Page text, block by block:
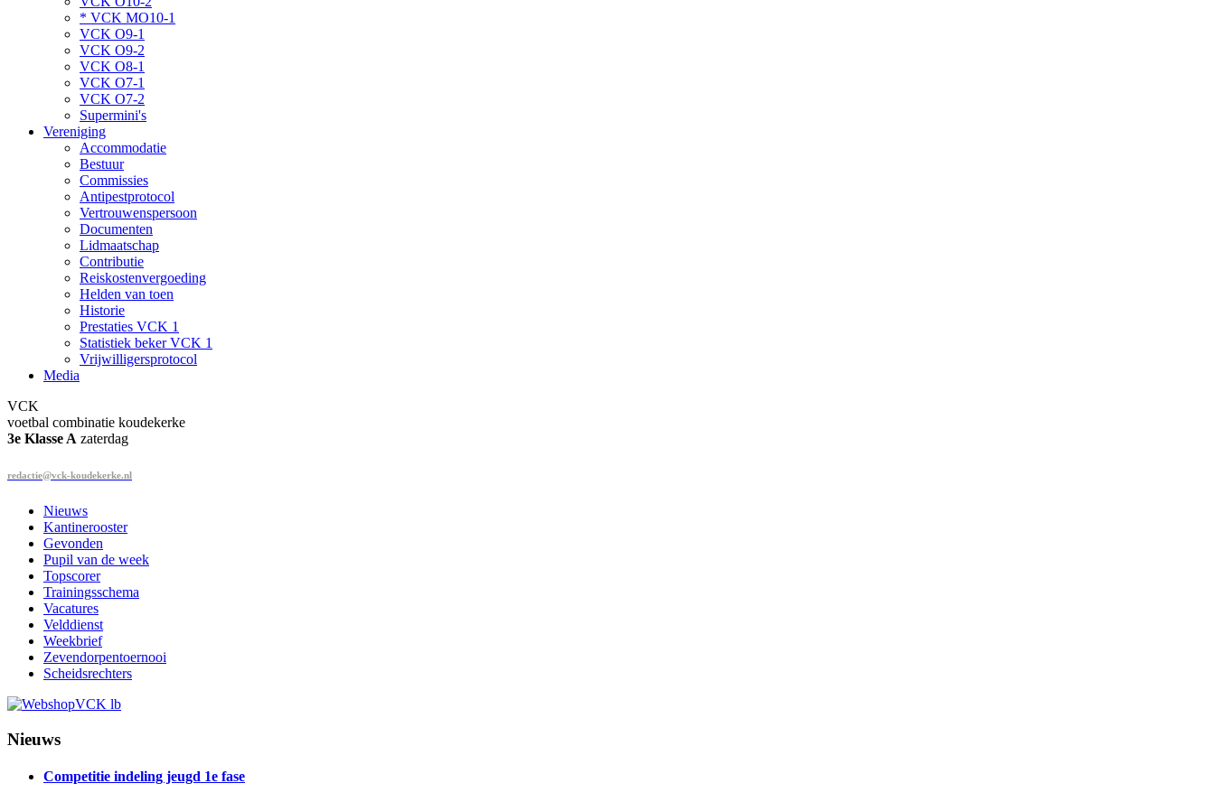
* VCK MO10-1
VCK O9-1
VCK O9-2
VCK O8-1
VCK O7-1
VCK O7-2
Supermini's
Vereniging
Accommodatie
Bestuur
Commissies
Antipestprotocol
Vertrouwenspersoon
Documenten
Lidmaatschap
Contributie
Reiskostenvergoeding
Helden van toen
Historie
Prestaties VCK 1
Statistiek beker VCK 1
Vrijwilligersprotocol
Media
VCK
voetbal combinatie koudekerke
3e Klasse A zaterdag
redactie@vck-koudekerke.nl
Nieuws
Kantinerooster
Gevonden
Pupil van de week
Topscorer
Trainingsschema
Vacatures
Velddienst
Weekbrief
Zevendorpentoernooi
Scheidsrechters
Nieuws
Competitie indeling jeugd 1e fase